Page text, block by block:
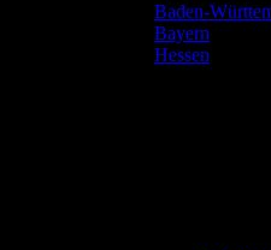
Baden-
Bayern
Hessen